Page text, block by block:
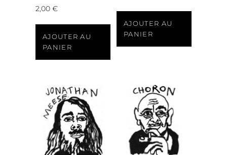
2,00 €
AJOUTER AU
PANIER
AJOUTER AU
PANIER